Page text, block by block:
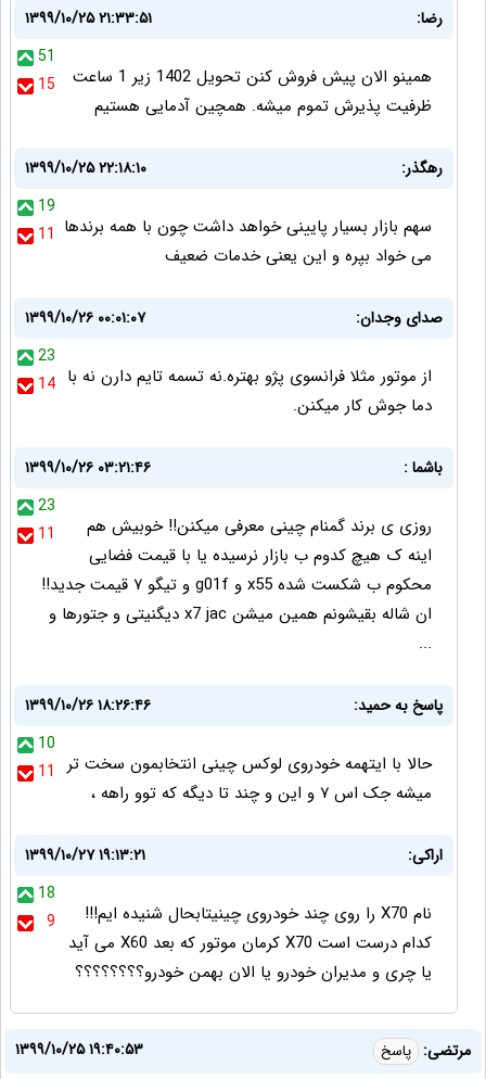
رضا:
۱۳۹۹/۱۰/۲۵ ۲۱:۳۳:۵۱
51
15
همینو الان پیش فروش کنن تحویل 1402 زیر 1 ساعت
ظرفیت پذیرش تموم میشه. همچین آدمایی هستیم
رهگذر:
۱۳۹۹/۱۰/۲۵ ۲۲:۱۸:۱۰
19
11 سهم بازار بسیار پایینی خواهد داشت چون با همه برندها
می خواد بپره و این یعنی خدمات ضعیف
صدای وجدان:
۱۳۹۹/۱۰/۲۶ ۰۰:۰۱:۰۷
23
14 از موتور مثلا فرانسوی پژو بهتره.نه تسمه تایم دارن نه با
دما جوش کار میکنن.
باشما :
۱۳۹۹/۱۰/۲۶ ۰۳:۲۱:۴۶
23
11
روزی ی برند گمنام چینی معرفی میکنن!! خوبیش هم
اینه ک هیچ کدوم ب بازار نرسیده یا با قیمت فضایی
محکوم ب شکست شده x55 و g01f و تیگو ۷ قیمت جدید!!
ان شاله بقیشونم همین میشن x7 jac دیگنیتی و جتورها و
...
پاسخ به حمید:
۱۳۹۹/۱۰/۲۶ ۱۸:۲۶:۴۶
10
11
حالا با ایتهمه خودروی لوکس چینی انتخابمون سخت تر
میشه جک اس ۷ و این و چند تا دیگه که توو راهه ،
اراکی:
۱۳۹۹/۱۰/۲۷ ۱۹:۱۳:۲۱
18
9
نام X70 را روی چند خودروی چینیتابحال شنیده ایم!!!
کدام درست است X70 کرمان موتور که بعد X60 می آید
یا چری و مدیران خودرو یا الان بهمن خودرو؟؟؟؟؟؟؟؟
مرتضی: پاسخ
۱۳۹۹/۱۰/۲۵ ۱۹:۴۰:۵۳